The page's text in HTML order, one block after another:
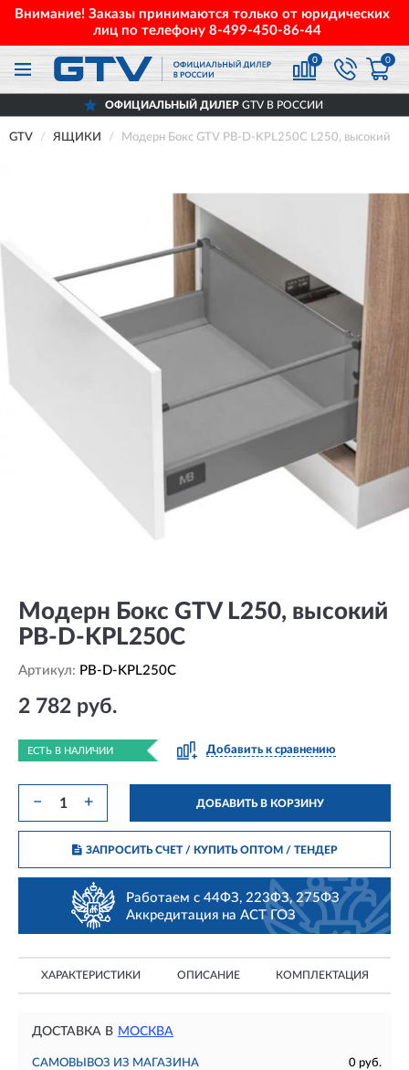
Внимание! Заказы принимаются только от юридических
лиц по телефону 8-499-450-86-44
0 0
ОФИЦИАЛЬНЫЙ ДИЛЕР GTV В РОССИИ
GTV ЯЩИКИ Модерн Бокс GTV PB-D-KPL250C L250, высокий
Модерн Бокс GTV L250, высокий
PB-D-KPL250C
Артикул: PB-D-KPL250C
2 782 руб.
ЕСТЬ В НАЛИЧИИ Добавить к сравнению
− + ДОБАВИТЬ В КОРЗИНУ
ЗАПРОСИТЬ СЧЕТ / КУПИТЬ ОПТОМ/ ТЕНДЕР
Работаем с 44ФЗ, 223ФЗ, 275ФЗ
Аккредитация на АСТ ГОЗ
ХАРАКТЕРИСТИКИ ОПИСАНИЕ КОМПЛЕКТАЦИЯ
ДОСТАВКА В МОСКВА
САМОВЫВОЗ ИЗ МАГАЗИНА
0 руб.